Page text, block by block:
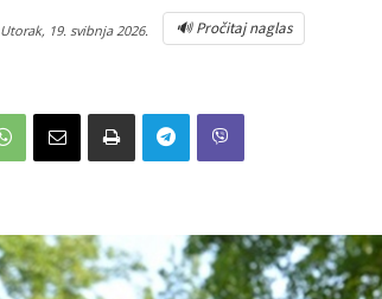
Utorak, 19. svibnja 2026. 🔊 Pročitaj naglas